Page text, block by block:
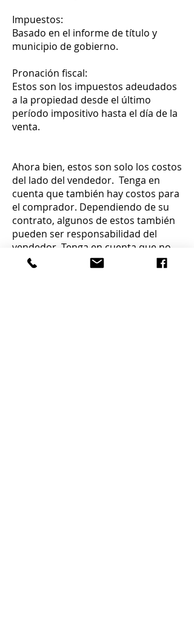
Impuestos:
Basado en el informe de título y
municipio de gobierno.
Pronación fiscal:
Estos son los impuestos adeudados
a la propiedad desde el último
período impositivo hasta el día de la
venta.
Ahora bien, estos son solo los costos
del lado del vendedor. Tenga en
cuenta que también hay costos para
el comprador. Dependiendo de su
contrato, algunos de estos también
pueden ser responsabilidad del
vendedor. Tenga en cuenta que no
está pagando más de lo que le